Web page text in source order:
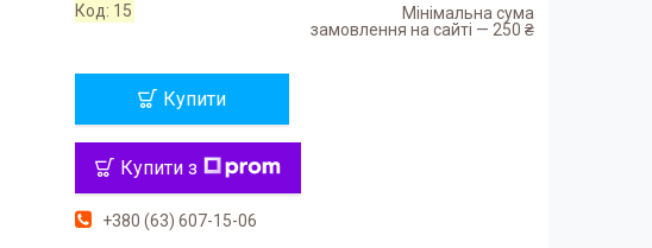
Код: 15
Мінімальна сума
замовлення на сайті — 250 ₴
Купити
Купити з
+380 (63) 607-15-06